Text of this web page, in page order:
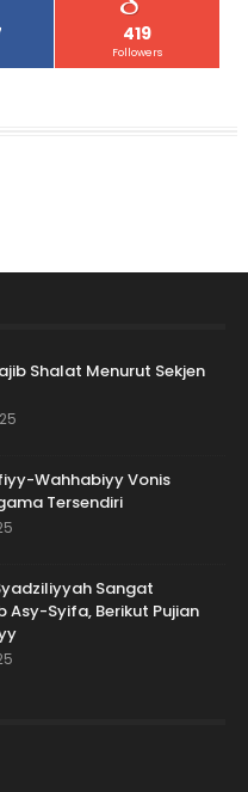
419
Followers
Shalat Menurut Sekjen
Wahhabiyy Vonis
Tersendiri
Sangat
Asy-Syifa, Berikut Pujian